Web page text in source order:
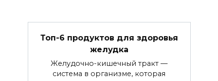
Топ-6 продуктов для здоровья
желудка
Желудочно-кишечный тракт —
система в организме, которая